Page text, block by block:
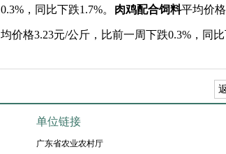
0.3%，同比下跌1.7%。 肉鸡配合饲料平均价
均价格3.23元/公斤，比前一周下跌0.3% ，同
单位链接
广东省农业农村厅